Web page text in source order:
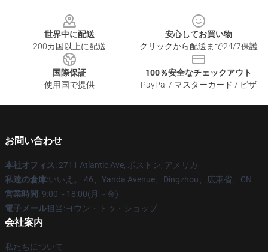
世界中に配送
200カ国以上に配送
安心してお買い物
クリックから配送まで24/7保護
国際保証
使用国で提供
100％安全なチェックアウト
PayPal / マスターカード / ビザ
お問い合わせ
本社オフィス: 2711 Atlantic Ave, ボストン, アメリカ
私達の倉庫:いいえ。 46、Yanda Avenue、Dingzhou、広東省、CN
営業時間: 9:00～18:00(月～金)
電子メール担当:ヨウン・トゥ・ショップ
会社案内
私たちについて